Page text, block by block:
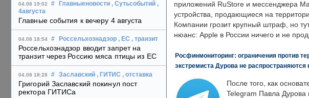
04.08 19:02 # Главныеновости , Сутьсобытий ,
4августа
Главные события к вечеру 4 августа
04.08 18:54 # Россельхознадзор , ЕС , транзит
Россельхознадзор вводит запрет на
транзит через Россию мяса птицы из ЕС
04.08 18:28 # Заславский , ГИТИС , отставка
Григорий Заславский покинул пост
ректора ГИТИСа
приложений RuStore и мессенджера
устройства, продающиеся на
Компании грозит крупный штраф, но
нюанс: Apple в России ничего и не
Росфинмониторинг: ограничения против
экстремиста Дурова не распространяются
После того, как
Telegram Павла Дурова